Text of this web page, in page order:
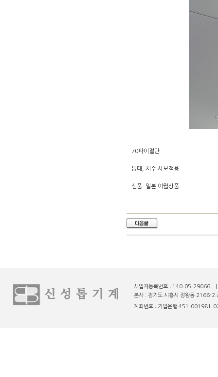
70파이절단
톱대, 치수 서보적용
신품- 일본 이월상품
사업자등록번호 : 140-05-29066
본사 : 경기도 시흥시 정왕동
계좌번호 : 기업은행 451-